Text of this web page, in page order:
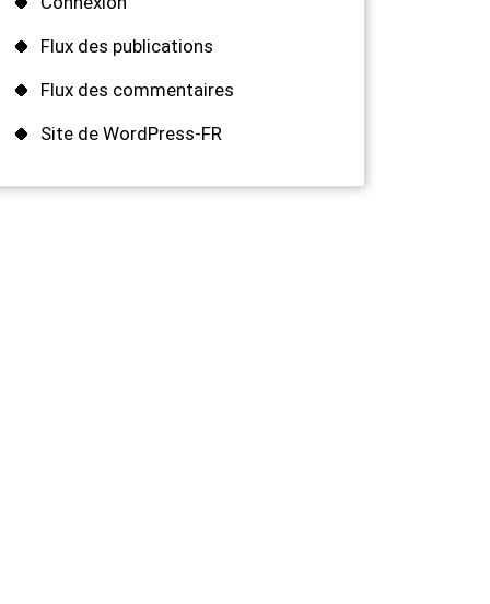
Flux des publications
Flux des commentaires
Site de WordPress-FR